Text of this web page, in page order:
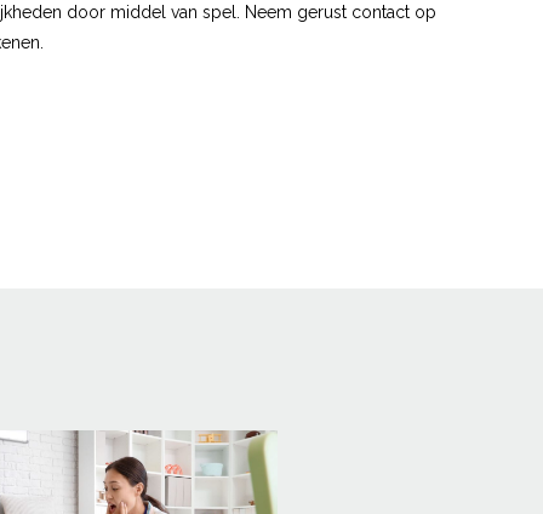
door middel van spel. Neem gerust contact op